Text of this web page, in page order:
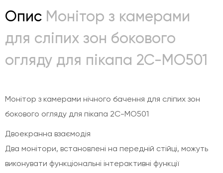
Опис Монітор з камерами
для сліпих зон бокового
огляду для пікапа 2С-MO501
Монітор з камерами нічного бачення для сліпих зон
бокового огляду для пікапа 2С-MO501
Двоекранна взаємодія
Два монітори, встановлені на передній стійці, можуть
виконувати функціональні інтерактивні функції